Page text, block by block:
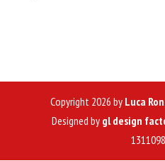
Copyright 2026 by Luca
Designed by gl design